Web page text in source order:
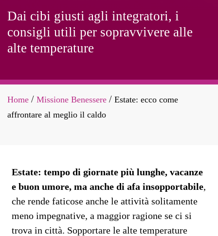
Dai cibi giusti agli integratori, i
consigli utili per sopravvivere alle
alte temperature
Home / Missione Benessere / Estate: ecco come
affrontare al meglio il caldo
Estate: tempo di giornate più lunghe, vacanze
e buon umore, ma anche di afa insopportabile,
che rende faticose anche le attività solitamente
meno impegnative, a maggior ragione se ci si
trova in città. Sopportare le alte temperature